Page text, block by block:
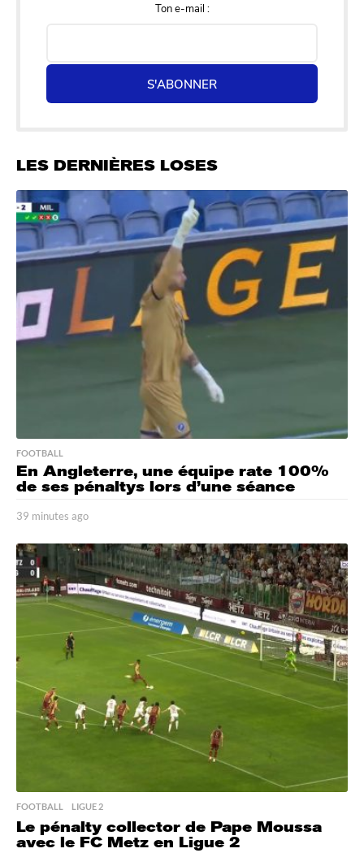
Ton e-mail :
S'ABONNER
LES DERNIÈRES LOSES
FOOTBALL
En Angleterre, une équipe rate 100%
de ses pénaltys lors d’une séance
39 minutes ago
m
u
t
FOOTBALL ,LIGUE 2
Le pénalty collector de Pape Moussa
avec le FC Metz en Ligue 2